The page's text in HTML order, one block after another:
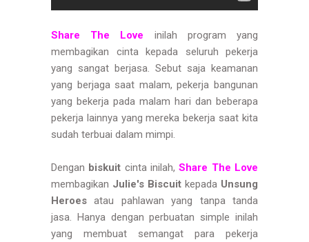
Share The Love inilah program yang
membagikan cinta kepada seluruh pekerja
yang sangat berjasa. Sebut saja keamanan
yang berjaga saat malam, pekerja bangunan
yang bekerja pada malam hari dan beberapa
pekerja lainnya yang mereka bekerja saat kita
sudah terbuai dalam mimpi.
Dengan biskuit cinta inilah,Share The Love
membagikan Julie's Biscuit kepada Unsung
Heroesatau pahlawan yang tanpa tanda
jasa. Hanya dengan perbuatan simple inilah
yang membuat semangat para pekerja